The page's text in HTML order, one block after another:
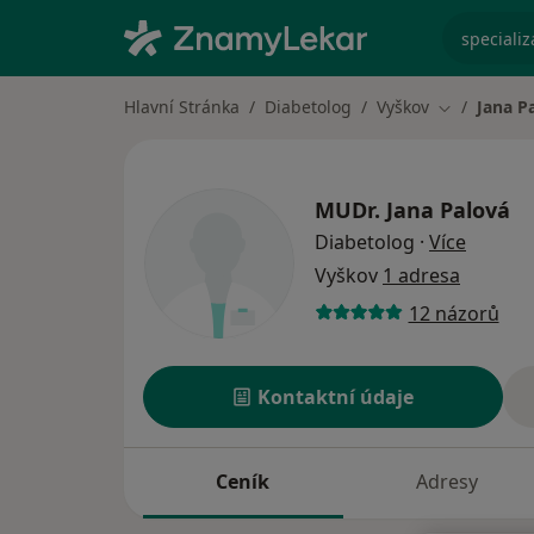
Hlavní Stránka Diabetolog Vyškov ZměnaJana
MUDr. Jana Palová
Diabetolog · Více
Vyškov 1 adresa
12 názorů
Kontaktní údaje
Ceník Adresy